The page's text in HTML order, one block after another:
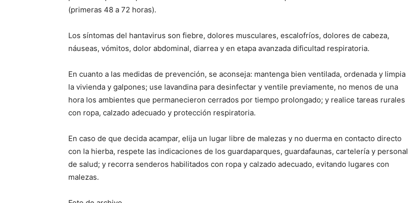
(primeras 48 a 72 horas).
Los síntomas del hantavirus son fiebre, dolores musculares, escalofríos, dolores de cabeza,
náuseas, vómitos, dolor abdominal, diarrea y en etapa avanzada dificultad respiratoria.
En cuanto a las medidas de prevención, se aconseja: mantenga bien ventilada, ordenada y limpia
la vivienda y galpones; use lavandina para desinfectar y ventile previamente, no menos de una
hora los ambientes que permanecieron cerrados por tiempo prolongado; y realice tareas rurales
con ropa, calzado adecuado y protección respiratoria.
En caso de que decida acampar, elija un lugar libre de malezas y no duerma en contacto directo
con la hierba, respete las indicaciones de los guardaparques, guardafaunas, cartelería y personal
de salud; y recorra senderos habilitados con ropa y calzado adecuado, evitando lugares con
malezas.